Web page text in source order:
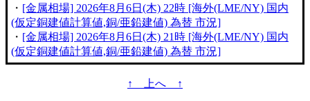
・ [金属相場] 2026年8月6日(木) 22時 [海外(LME/NY) 国内
(仮定銅建値計算値,銅/亜鉛建値) 為替 市況]
・ [金属相場] 2026年8月6日(木) 21時 [海外(LME/NY) 国内
(仮定銅建値計算値,銅/亜鉛建値) 為替 市況]
↑ 上へ ↑